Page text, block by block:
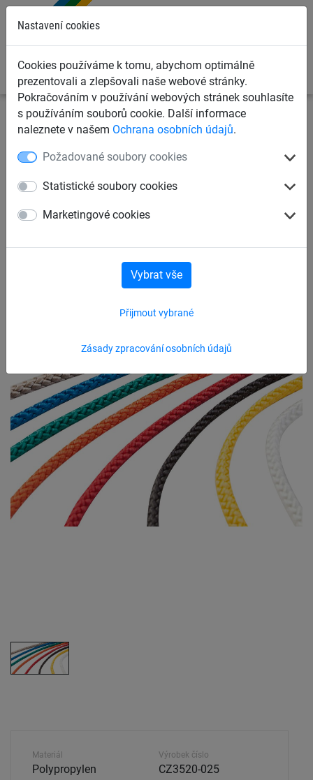
Nastavení cookies
Cookies používáme k tomu, abychom optimálně
prezentovali a zlepšovali naše webové stránky.
Pokračováním v používání webových stránek souhlasíte
s používáním souborů cookie. Další informace
naleznete v našem Ochrana osobních údajů.
Požadované soubory cookies
Statistické soubory cookies
Marketingové cookies
Zásady zpracování osobních údajů
Přijmout vybrané
Vybrat vše
Sportovní sítě Ochranné sítě na míče
Lana k
Pletená šňůra PP ø 3,0 mm
Materiál
Polypropylen
Výrobek číslo
CZ3520-025